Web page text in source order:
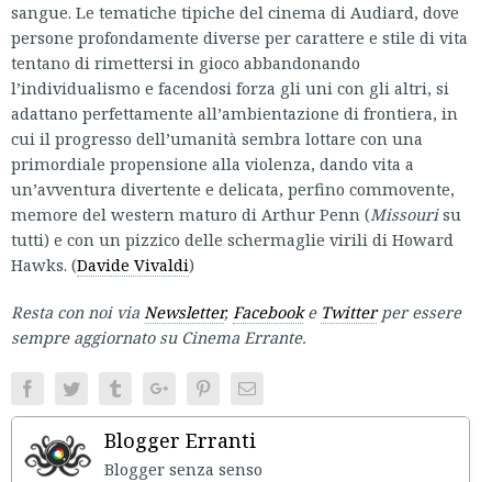
sangue. Le tematiche tipiche del cinema di Audiard, dove
persone profondamente diverse per carattere e stile di vita
tentano di rimettersi in gioco abbandonando
l’individualismo e facendosi forza gli uni con gli altri, si
adattano perfettamente all’ambientazione di frontiera, in
cui il progresso dell’umanità sembra lottare con una
primordiale propensione alla violenza, dando vita a
un’avventura divertente e delicata, perfino commovente,
memore del western maturo di Arthur Penn (Missourisu
tutti) e con un pizzico delle schermaglie virili di Howard
Hawks. (Davide Vivaldi)
Resta con noi via Newsletter, Facebooke Twitterper essere
sempre aggiornato su Cinema Errante.
FacebookTwitter TumblrGoogle+PinterestEmail
Blogger Erranti
Blogger senza senso